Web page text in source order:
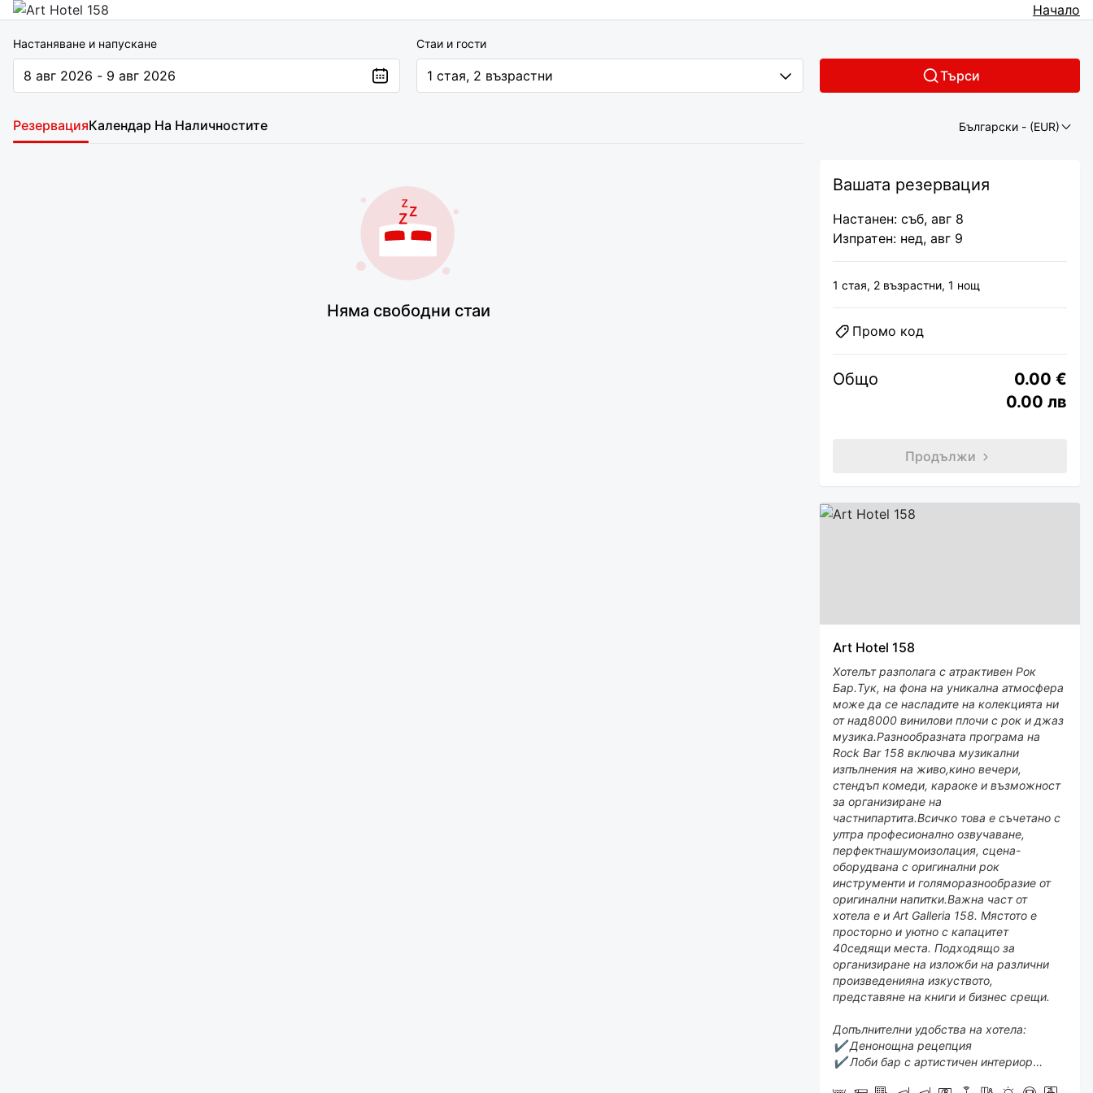
Начало
Настаняване и напускане
8 авг 2026 - 9 авг 2026
Стаи и гости
1 cтая, 2 възрастни Търси
РезервацияКалендар На Наличностите Български - (EUR)
Няма свободни стаи
Вашата резервация
Настанен: съб, авг 8
Изпратен: нед, авг 9
1 cтая, 2 възрастни, 1 нощ
Промо код
Общо
0.00 €
0.00 лв
Продължи
Art Hotel 158
Хотелът разполага с атрактивен Рок
Бар.Тук, на фона на уникална атмосфера
може да се насладите на колекцията ни
от над8000 винилови плочи с рок и джаз
музика.Разнообразната програма на
Rock Bar 158 включва музикални
изпълнения на живо,кино вечери,
стендъп комеди, караоке и възможност
за организиране на
частнипартита.Всичко това е съчетано с
ултра професионално озвучаване,
перфектнашумоизолация, сцена-
оборудвана с оригинални рок
инструменти и голяморазнообразие от
оригинални напитки.Важна част от
хотела е и Art Galleria 158. Мястото е
просторно и уютно с капацитет
40седящи места. Подходящо за
организиране на изложби на различни
произведенияна изкуството,
представяне на книги и бизнес срещи.
Допълнителни удобства на хотела:
✔ Денонощна рецепция
✔ Лоби бар с артистичен интериор